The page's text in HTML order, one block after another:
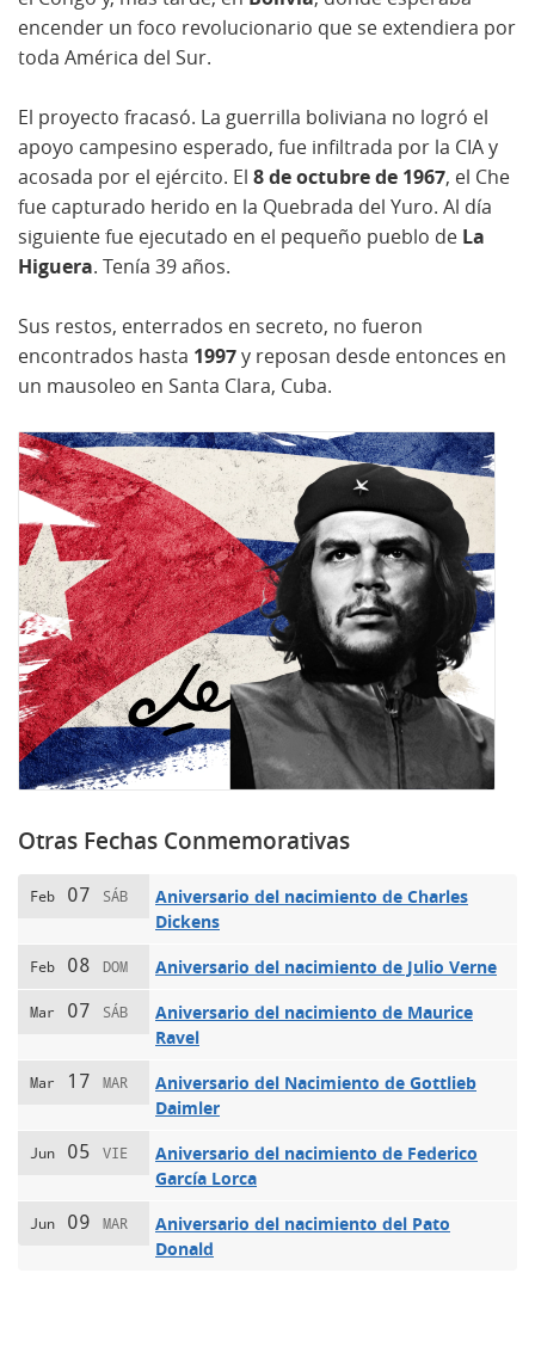
encender un foco revolucionario que se extendiera por
toda América del Sur.
El proyecto fracasó. La guerrilla boliviana no logró el
apoyo campesino esperado, fue infiltrada por la CIA y
acosada por el ejército. El 8 de octubre de 1967, el Che
fue capturado herido en la Quebrada del Yuro. Al día
siguiente fue ejecutado en el pequeño pueblo de La
Higuera. Tenía 39 años.
Sus restos, enterrados en secreto, no fueron
encontrados hasta 1997y reposan desde entonces en
un mausoleo en Santa Clara, Cuba.
Otras Fechas Conmemorativas
Feb 07 SÁB
Aniversario del nacimiento de Charles
Dickens
Feb 08 DOM Aniversario del nacimiento de Julio Verne
Mar 07 SÁB
Aniversario del nacimiento de Maurice
Ravel
Mar 17 MAR
Aniversario del Nacimiento de Gottlieb
Daimler
Jun 05 VIE
Aniversario del nacimiento de Federico
García Lorca
Jun 09 MAR
Aniversario del nacimiento del Pato
Donald